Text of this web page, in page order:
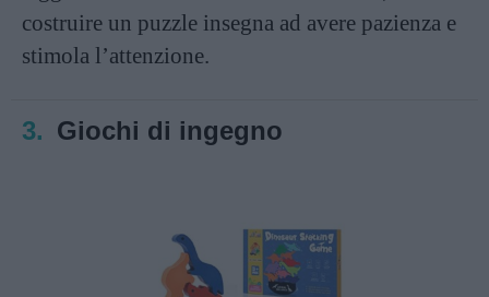
costruire un puzzle insegna ad avere pazienza e
stimola l’attenzione.
3. Giochi di ingegno